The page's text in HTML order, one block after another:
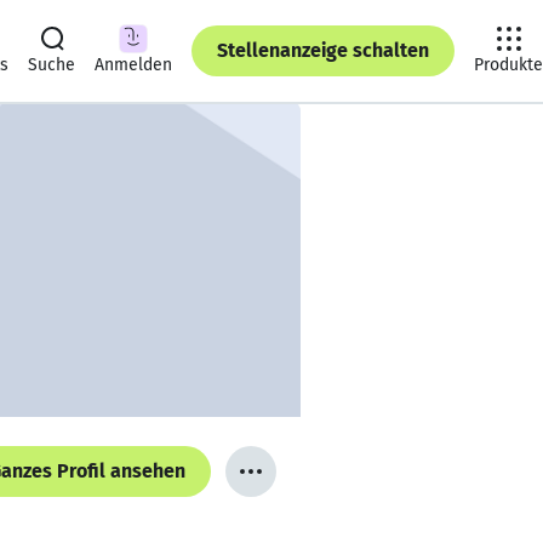
Suche Anmelden
Stellenanzeige schalten
Produkte
Profil ansehen